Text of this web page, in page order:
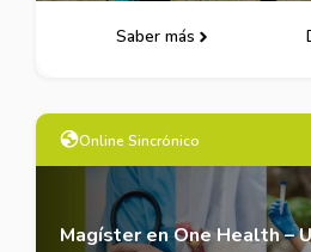
Saber más
Online Sincrónico
Magíster en One Health –